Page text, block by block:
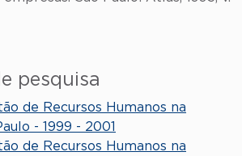
pesquisa
de Recursos Humanos na
- 1999 - 2001
de Recursos Humanos na